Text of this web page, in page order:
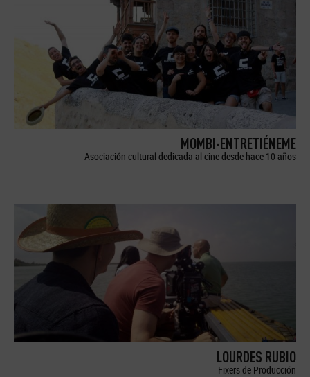
MOMBI-ENTRETIÉNEME
Asociación cultural dedicada al cine desde hace 10 años
LOURDES RUBIO
Fixers de Producción